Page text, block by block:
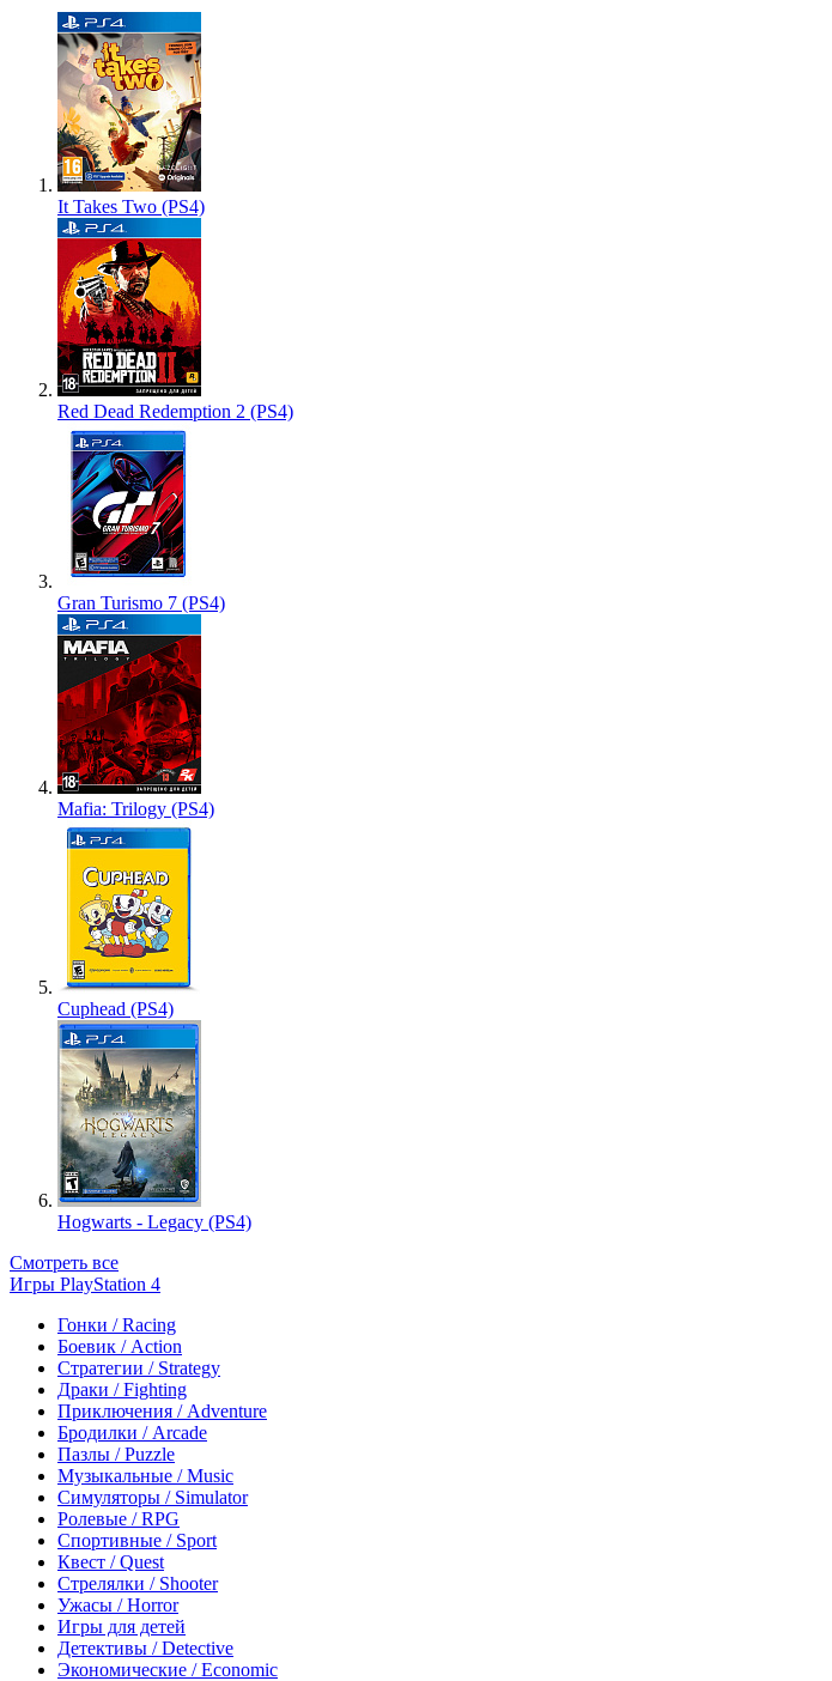
It Takes Two (PS4)
Red Dead Redemption 2 (PS4)
Gran Turismo 7 (PS4)
Mafia: Trilogy (PS4)
Cuphead (PS4)
Hogwarts - Legacy (PS4)
Смотреть все
Игры PlayStation 4
Гонки / Racing
Боевик / Action
Стратегии / Strategy
Драки / Fighting
Приключения / Adventure
Бродилки / Arcade
Пазлы / Puzzle
Музыкальные / Music
Симуляторы / Simulator
Ролевые / RPG
Спортивные / Sport
Квест / Quest
Стрелялки / Shooter
Ужасы / Horror
Игры для детей
Детективы / Detective
Экономические / Economic